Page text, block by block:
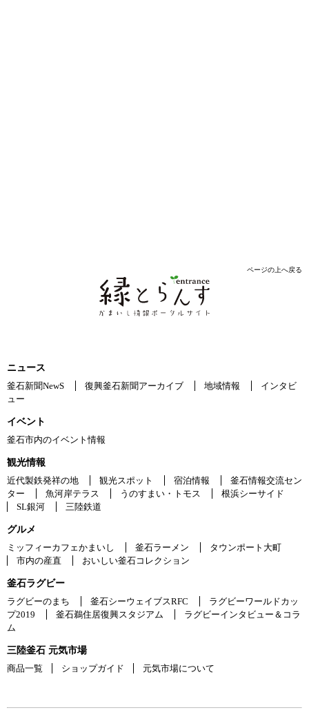
ページの上へ戻る
ニュース
釜石新聞NewS
復興釜石新聞アーカイブ 地域情報
インタビ
ュー
イベント
釜石市内のイベント情報
観光情報
近代製鉄発祥の地
観光スポット 宿泊情報
釜石情報交流セン
ター
魚河岸テラス うのすまい・トモス
根浜シーサイド
SL銀河
三陸鉄道
グルメ
ミッフィーカフェかまいし
釜石ラーメン
タウンポート大町
市内の産直
おいしい釜石コレクション
釜石ラグビー
ラグビーのまち
釜石シーウェイブスRFC
ラグビーワールドカッ
プ2019
釜石鵜住居復興スタジアム
ラグビーインタビュー＆コラ
ム
三陸釜石 元気市場
商品一覧
ショップガイド 元気市場について